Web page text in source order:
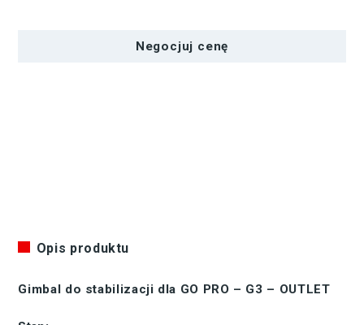
Negocjuj cenę
Opis produktu
Gimbal do stabilizacji dla GO PRO – G3 – OUTLET